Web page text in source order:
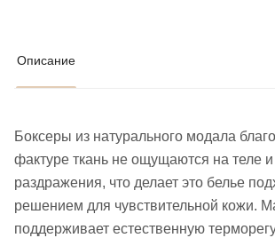
Описание
Боксеры из натурального модала
фактуре ткань не ощущаются на теле
раздражения, что делает это белье
решением для чувствительной кожи.
поддерживает естественную